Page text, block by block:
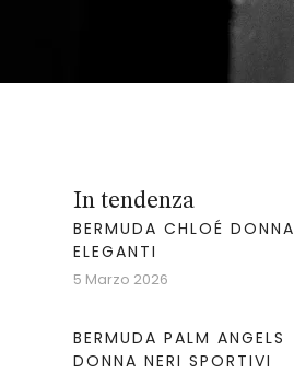
In tendenza
BERMUDA CHLOÉ DONNA
ELEGANTI
5 Marzo 2026
BERMUDA PALM ANGELS
DONNA NERI SPORTIVI